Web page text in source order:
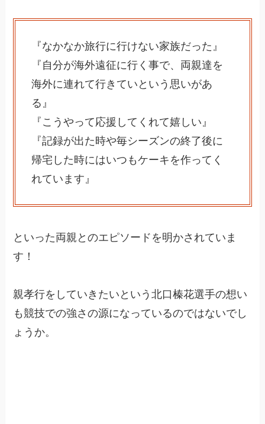
『なかなか旅行に行けない家族だった』
『自分が海外遠征に行く事で、両親達を
海外に連れて行きていという思いがあ
る』
『こうやって応援してくれて嬉しい』
『記録が出た時や毎シーズンの終了後に
帰宅した時にはいつもケーキを作ってく
れています』
といった両親とのエピソードを明かされていま
す！
親孝行をしていきたいという北口榛花選手の想い
も競技での強さの源になっているのではないでし
ょうか。